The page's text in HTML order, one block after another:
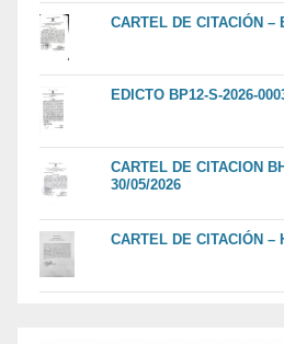
CARTEL DE CITACIÓN –
EDICTO BP12-S-2026-
CARTEL DE CITACION
30/05/2026
CARTEL DE CITACIÓN